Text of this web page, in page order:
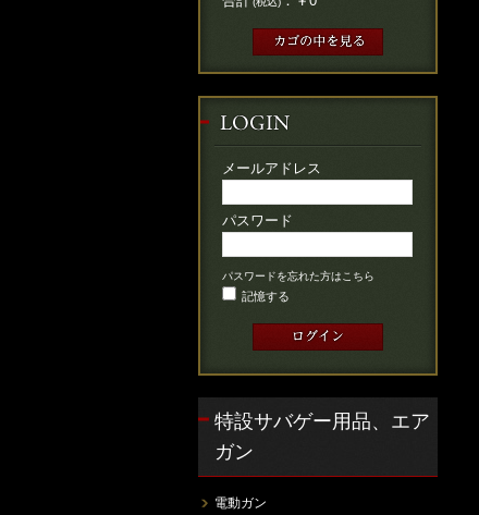
メールアドレス
パスワード
パスワードを忘れた方はこちら
記憶する
特設サバゲー用品、エア
ガン
電動ガン